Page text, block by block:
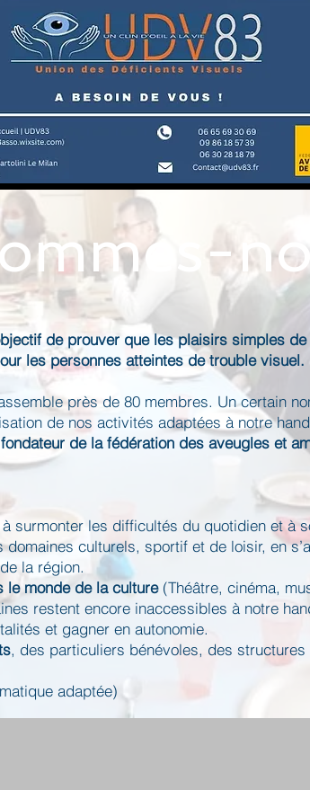
de prouver que les plaisirs simples
les personnes atteintes de trouble visuel.
près de 80 membres. Un certain
de nos activités adaptées à notre
de la fédération des aveugles et
à surmonter les difficultés du quotidien et à
domaines culturels, sportif et de loisir, en
la région.
le monde de la culture (Théâtre, cinéma,
restent encore inaccessibles à notre
et gagner en autonomie.
, des particuliers bénévoles, des
adaptée)